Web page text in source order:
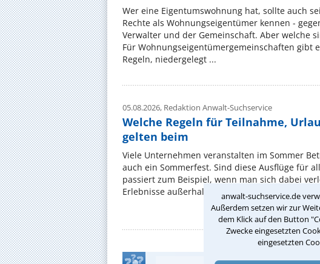
anwalt-suchservice.de
Außerdem setzen wir zur
dem Klick auf den Button
Zwecke eingesetzten
eingesetzten
Wer eine Eigentumswohnung hat, sollte auch
Rechte als Wohnungseigentümer kennen -
Verwalter und der Gemeinschaft. Aber welche
Für Wohnungseigentümergemeinschaften gibt
Regeln, niedergelegt ...
05.08.2026, Redaktion Anwalt-Suchservice
Welche Regeln für Teilnahme,
gelten beim
Viele Unternehmen veranstalten im Sommer
auch ein Sommerfest. Sind diese Ausflüge für
passiert zum Beispiel, wenn man sich dabei
Erlebnisse außerhalb der Arbeit sollen die